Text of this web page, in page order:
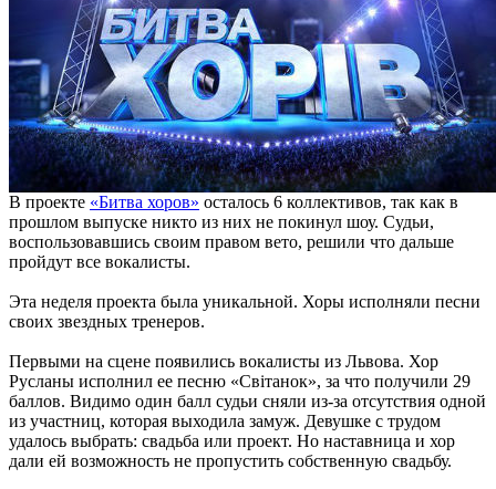
В проекте «Битва хоров» осталось 6 коллективов, так как в
прошлом выпуске никто из них не покинул шоу. Судьи,
воспользовавшись своим правом вето, решили что дальше
пройдут все вокалисты.
Эта неделя проекта была уникальной. Хоры исполняли песни
своих звездных тренеров.
Первыми на сцене появились вокалисты из Львова. Хор
Русланы исполнил ее песню «Свiтанок», за что получили 29
баллов. Видимо один балл судьи сняли из-за отсутствия одной
из участниц, которая выходила замуж. Девушке с трудом
удалось выбрать: свадьба или проект. Но наставница и хор
дали ей возможность не пропустить собственную свадьбу.